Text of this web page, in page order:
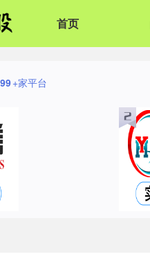
首页
+家平台